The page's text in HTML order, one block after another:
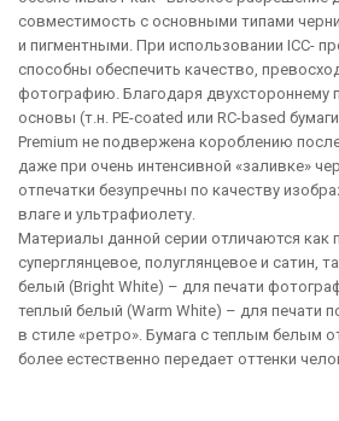
совместимость с основными типами
и пигментными. При использовании ICC-
способны обеспечить качество,
фотографию. Благодаря
основы (т.н. PE-coated или RC-based
Premium не подвержена короблению
даже при очень интенсивной «заливке»
отпечатки безупречны по качеству
влаге и ультрафиолету.
Материалы данной серии отличаются как
суперглянцевое, полуглянцевое и сатин,
белый (Bright White) – для печати
теплый белый (Warm White) – для печати
в стиле «ретро». Бумага с теплым белым
более естественно передает оттенки